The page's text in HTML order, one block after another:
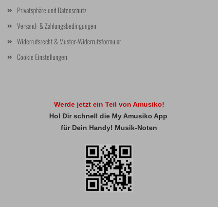
Privatsphäre und Datenschutz
Versand- & Zahlungsbedingungen
Widerrufsrecht & Muster-Widerrufsformular
Cookie Einstellungen
Werde jetzt ein Teil von Amusiko!
Hol Dir schnell die My Amusiko App
für Dein Handy! Musik-Noten